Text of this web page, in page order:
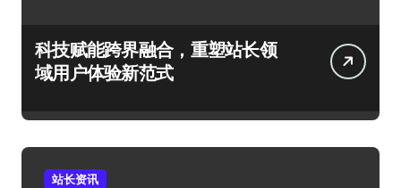
科技赋能跨界融合，重塑站长领
域用户体验新范式
站长资讯